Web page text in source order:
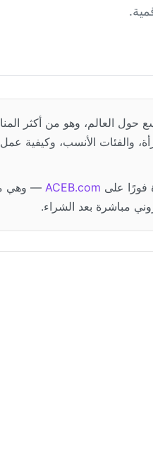
حول العالم، وهو من أكثر
والفئات الأنسب، وكيفية
فورًا على ACEB.com — وهي